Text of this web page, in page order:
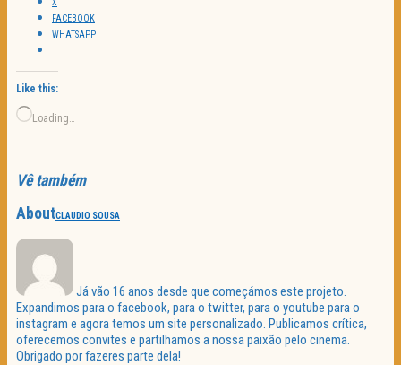
X
FACEBOOK
WHATSAPP
Like this:
Loading…
Vê também
AboutCLAUDIO SOUSA
Já vão 16 anos desde que começámos este projeto.
Expandimos para o facebook, para o twitter, para o youtube para o
instagram e agora temos um site personalizado. Publicamos crítica,
oferecemos convites e partilhamos a nossa paixão pelo cinema.
Obrigado por fazeres parte dela!